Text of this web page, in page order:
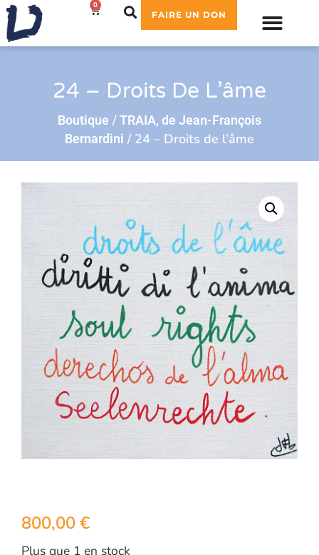
€ 0
FAIRE UN DON
24 – Droits De L’âme
Boutique /TRAIA, de Jean-François
Bernardini / 24 – Droits de l’âme
800,00 €
Plus que 1 en stock